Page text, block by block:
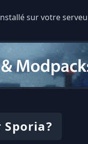
sur votre